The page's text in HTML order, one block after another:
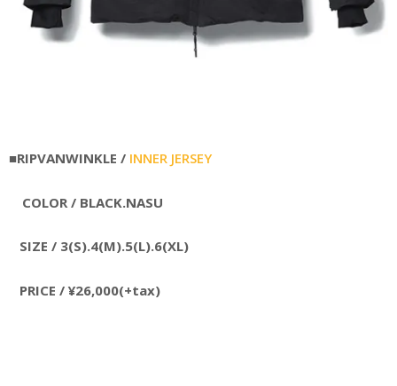
■RIPVANWINKLE / INNER JERSEY
COLOR / BLACK.NASU
SIZE / 3(S).4(M).5(L).6(XL)
PRICE / ¥26,000(+tax)